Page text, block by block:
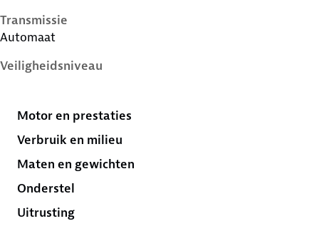
Transmissie
Automaat
Veiligheidsniveau
Motor en prestaties
Verbruik en milieu
Maten en gewichten
Onderstel
Uitrusting